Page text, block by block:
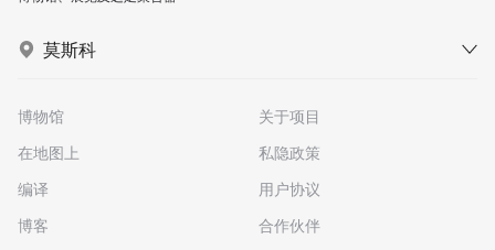
莫斯科
博物馆
在地图上
编译
博客
关于项目
私隐政策
用户协议
合作伙伴